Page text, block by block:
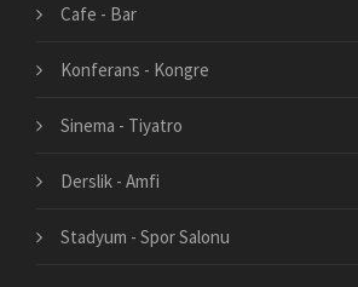
Cafe - Bar
Konferans - Kongre
Sinema - Tiyatro
Derslik - Amfi
Stadyum - Spor Salonu